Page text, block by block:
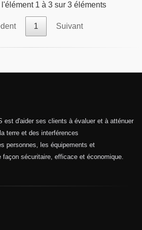
1 à 3 sur 3 éléments
1 Suivant
est d'aider ses clients à évaluer et à atténuer
terre et des interférences
personnes, les équipements et
façon sécuritaire, efficace et économique.